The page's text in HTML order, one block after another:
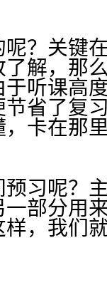
？关键
解，那
听课高
省了复
卡在那
习呢？
部分用
，我们